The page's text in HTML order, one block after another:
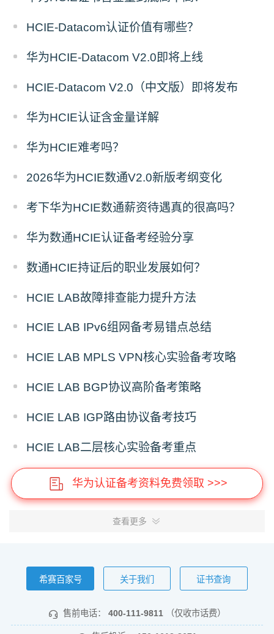
HCIE-Datacom认证价值有哪些？
华为HCIE-Datacom V2.0即将上线
HCIE-Datacom V2.0（中文版）即将发布
华为HCIE认证含金量详解
华为HCIE难考吗？
2026华为HCIE数通V2.0新版考纲变化
考下华为HCIE数通薪资待遇真的很高吗？
华为数通HCIE认证备考经验分享
数通HCIE持证后的职业发展如何？
HCIE LAB故障排查能力提升方法
HCIE LAB IPv6组网备考易错点总结
HCIE LAB MPLS VPN核心实验备考攻略
HCIE LAB BGP协议高阶备考策略
HCIE LAB IGP路由协议备考技巧
HCIE LAB二层核心实验备考重点
华为认证备考资料免费领取 >>>
查看更多
希赛百家号 关于我们 证书查询
售前电话： 400-111-9811 （仅收市话费）